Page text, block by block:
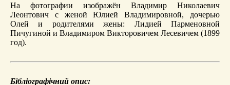
На фотографии изображён Владимир Николаевич
Леонтович с женой Юлией Владимировной, дочерью
Олей и родителями жены: Лидией Парменовной
Пичугиной и Владимиром Викторовичем Лесевичем (1899
год).
Бібліографічний опис: